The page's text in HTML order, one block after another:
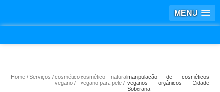
MENU
Home Serviços
cosmético
vegano
cosmético natural
vegano para pele
manipulação de cosméticos
veganos orgânicos Cidade
Soberana